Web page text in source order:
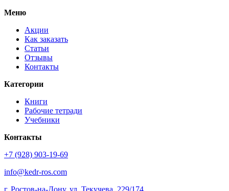
Меню
Акции
Как заказать
Статьи
Отзывы
Контакты
Категории
Книги
Рабочие тетради
Учебники
Контакты
+7 (928) 903-19-69
info@kedr-ros.com
г. Ростов-на-Дону, ул. Текучева, 229/174